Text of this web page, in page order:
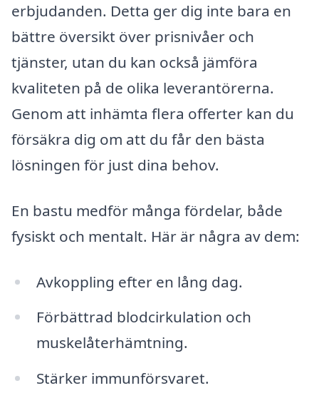
erbjudanden. Detta ger dig inte bara en
bättre översikt över prisnivåer och
tjänster, utan du kan också jämföra
kvaliteten på de olika leverantörerna.
Genom att inhämta flera offerter kan du
försäkra dig om att du får den bästa
lösningen för just dina behov.
En bastu medför många fördelar, både
fysiskt och mentalt. Här är några av dem:
Avkoppling efter en lång dag.
Förbättrad blodcirkulation och
muskelåterhämtning.
Stärker immunförsvaret.